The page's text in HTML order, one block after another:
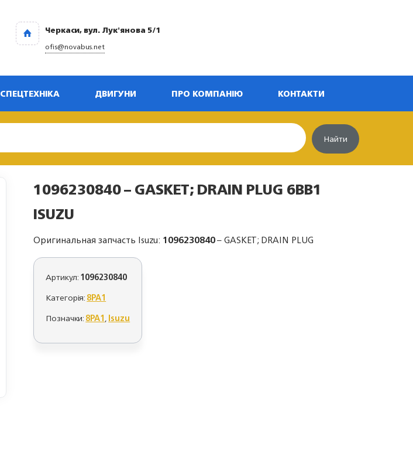
Черкаси, вул. Лук'янова 5/1
ofis@novabus.net
СПЕЦТЕХНІКА ДВИГУНИ ПРО КОМПАНІЮ КОНТАКТИ
Найти
1096230840 – GASKET; DRAIN PLUG 6BB1
ISUZU
Оригинальная запчасть Isuzu: 1096230840– GASKET; DRAIN PLUG
Артикул:1096230840
Категорія:8PA1
Позначки:8PA1,Isuzu